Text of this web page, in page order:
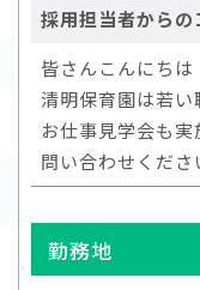
採用担当者からの
皆さんこんにちは
清明保育園は若い
お仕事見学会も
問い合わせくださ
勤務地